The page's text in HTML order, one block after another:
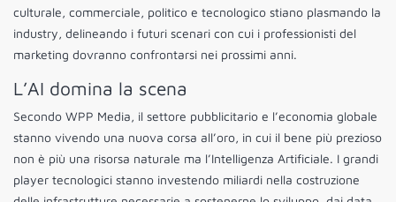
culturale, commerciale, politico e tecnologico stiano plasmando la
industry, delineando i futuri scenari con cui i professionisti del
marketing dovranno confrontarsi nei prossimi anni.
L’AI domina la scena
Secondo WPP Media, il settore pubblicitario e l’economia globale
stanno vivendo una nuova corsa all’oro, in cui il bene più prezioso
non è più una risorsa naturale ma l’Intelligenza Artificiale. I grandi
player tecnologici stanno investendo miliardi nella costruzione